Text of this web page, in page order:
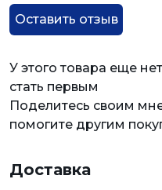
Оставить отзыв
У этого товара еще
стать первым
Поделитесь своим
помогите другим
Доставка